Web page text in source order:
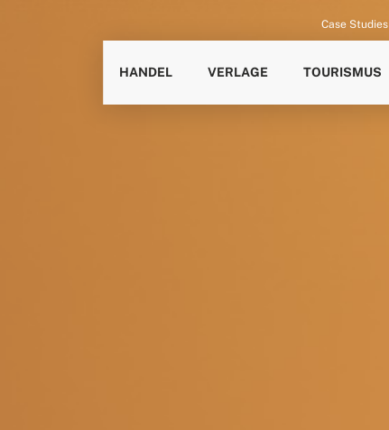
Case Studies
HANDEL VERLAGE TOURISMUS